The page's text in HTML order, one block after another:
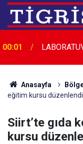
00:01
Anasayfa
eğitim kursu düzenlendi
Siirt’te gıda
kursu